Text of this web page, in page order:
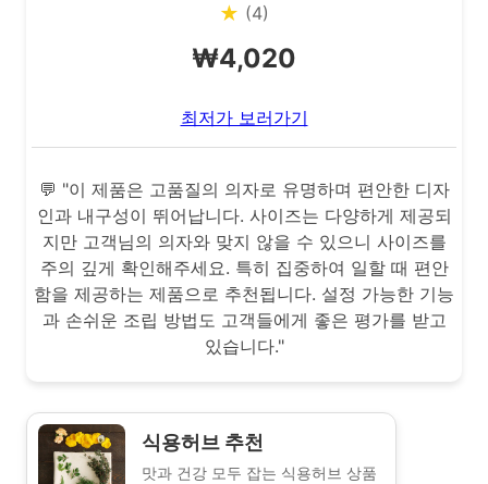
★ (4)
₩4,020
최저가 보러가기
💬 "이 제품은 고품질의 의자로 유명하며 편안한 디자
인과 내구성이 뛰어납니다. 사이즈는 다양하게 제공되
지만 고객님의 의자와 맞지 않을 수 있으니 사이즈를
주의 깊게 확인해주세요. 특히 집중하여 일할 때 편안
함을 제공하는 제품으로 추천됩니다. 설정 가능한 기능
과 손쉬운 조립 방법도 고객들에게 좋은 평가를 받고
있습니다."
식용허브 추천
맛과 건강 모두 잡는 식용허브 상품